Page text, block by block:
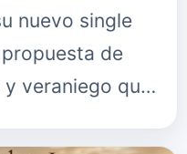
nuevo single
de
veraniego que